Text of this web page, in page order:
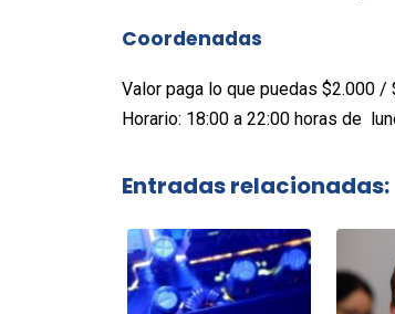
Coordenadas
Valor paga lo que puedas $2.000 /
Horario: 18:00 a 22:00 horas de
Entradas relacionadas: